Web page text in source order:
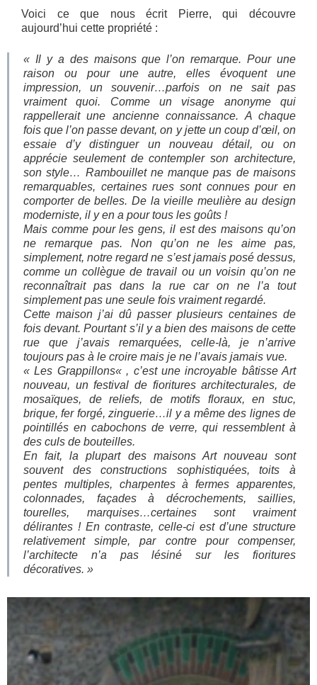
Voici ce que nous écrit Pierre, qui découvre
aujourd’hui cette propriété :
« Il y a des maisons que l’on remarque. Pour une
raison ou pour une autre, elles évoquent une
impression, un souvenir…parfois on ne sait pas
vraiment quoi. Comme un visage anonyme qui
rappellerait une ancienne connaissance. A chaque
fois que l’on passe devant, on y jette un coup d’œil, on
essaie d’y distinguer un nouveau détail, ou on
apprécie seulement de contempler son architecture,
son style… Rambouillet ne manque pas de maisons
remarquables, certaines rues sont connues pour en
comporter de belles. De la vieille meulière au design
moderniste, il y en a pour tous les goûts !
Mais comme pour les gens, il est des maisons qu’on
ne remarque pas. Non qu’on ne les aime pas,
simplement, notre regard ne s’est jamais posé dessus,
comme un collègue de travail ou un voisin qu’on ne
reconnaîtrait pas dans la rue car on ne l’a tout
simplement pas une seule fois vraiment regardé.
Cette maison j’ai dû passer plusieurs centaines de
fois devant. Pourtant s’il y a bien des maisons de cette
rue que j’avais remarquées, celle-là, je n’arrive
toujours pas à le croire mais je ne l’avais jamais vue.
«Les Grappillons« , c’est une incroyable bâtisse Art
nouveau, un festival de fioritures architecturales, de
mosaïques, de reliefs, de motifs floraux, en stuc,
brique, fer forgé, zinguerie…il y a même des lignes de
pointillés en cabochons de verre, qui ressemblent à
des culs de bouteilles.
En fait, la plupart des maisons Art nouveau sont
souvent des constructions sophistiquées, toits à
pentes multiples, charpentes à fermes apparentes,
colonnades, façades à décrochements, saillies,
tourelles, marquises…certaines sont vraiment
délirantes ! En contraste, celle-ci est d’une structure
relativement simple, par contre pour compenser,
l’architecte n’a pas lésiné sur les fioritures
décoratives. »